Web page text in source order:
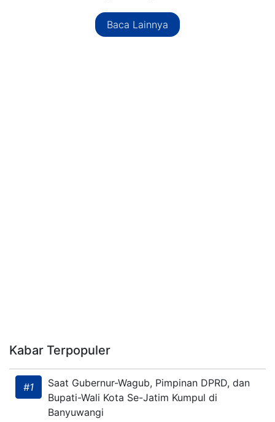
Baca Lainnya
Kabar Terpopuler
#1
Saat Gubernur-Wagub, Pimpinan DPRD, dan
Bupati-Wali Kota Se-Jatim Kumpul di
Banyuwangi